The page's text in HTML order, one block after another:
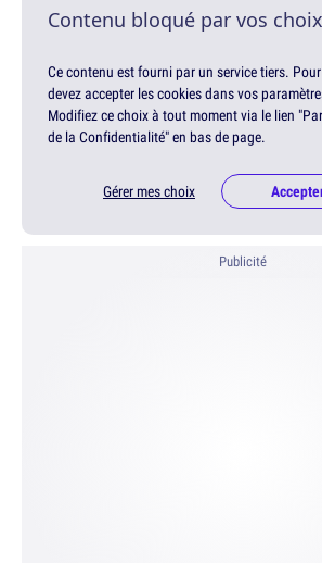
Contenu bloqué par vos
Ce contenu est fourni par un service tiers.
devez accepter les cookies dans vos
Modifiez ce choix à tout moment via le lien
de la Confidentialité" en bas de page.
Gérer mes choix
Publicité